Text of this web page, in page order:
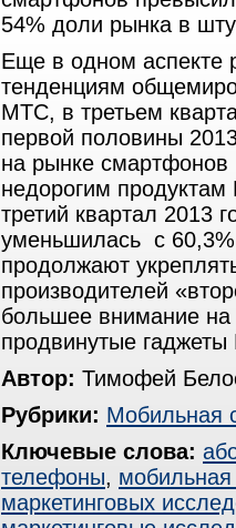
54% доли рынка в
Еще в одном аспекте
тенденциям
МТС, в третьем
первой половины
на рынке смартфонов
недорогим продуктам
третий квартал 2013
уменьшилась с
продолжают
производителей
большее внимание на
продвинутые гаджеты
Автор: Тимофей
Рубрики: Мобильная
Ключевые слова:
телефоны, мобильная
маркетинговых